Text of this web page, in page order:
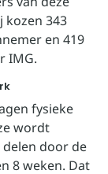
kozen 343
en 419
IMG.
fysieke
wordt
door de
8 weken. Dat